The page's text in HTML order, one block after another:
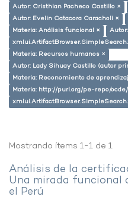
Autor: Cristhian Pacheco Castillo ×
Autor: Evelin Catacora Caracholi ×
Materia: Análisis funcional ×
Materia: Recursos humanos ×
Autor: Lady Sihuay Castillo (autor
Materia: Reconomiento de
Materia: http://purl.org/pe-repo/
Mostrando ítems 1-1 de 1
Análisis de la
Una mirada funcional
el Perú